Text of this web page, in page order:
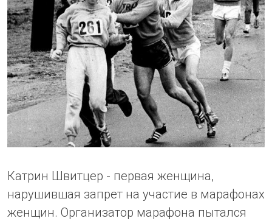
Катрин Швитцер - первая женщина,
нарушившая запрет на участие в марафонах
женщин. Организатор марафона пытался